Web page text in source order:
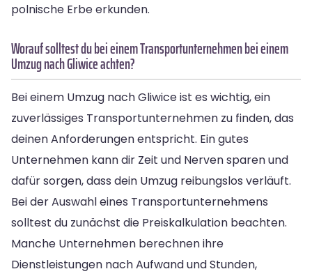
polnische Erbe erkunden.
Worauf solltest du bei einem Transportunternehmen bei einem
Umzug nach Gliwice achten?
Bei einem Umzug nach Gliwice ist es wichtig, ein
zuverlässiges Transportunternehmen zu finden, das
deinen Anforderungen entspricht. Ein gutes
Unternehmen kann dir Zeit und Nerven sparen und
dafür sorgen, dass dein Umzug reibungslos verläuft.
Bei der Auswahl eines Transportunternehmens
solltest du zunächst die Preiskalkulation beachten.
Manche Unternehmen berechnen ihre
Dienstleistungen nach Aufwand und Stunden,